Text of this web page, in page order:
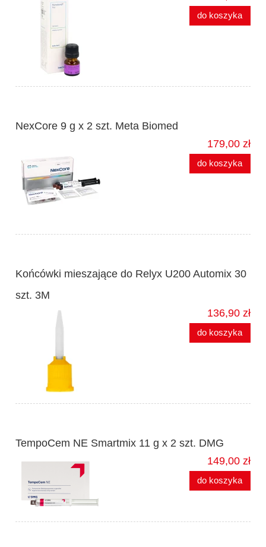
do koszyka
NexCore 9 g x 2 szt. Meta Biomed
179,00 zł
do koszyka
Końcówki mieszające do Relyx U200 Automix 30
szt. 3M
136,90 zł
do koszyka
TempoCem NE Smartmix 11 g x 2 szt. DMG
149,00 zł
do koszyka